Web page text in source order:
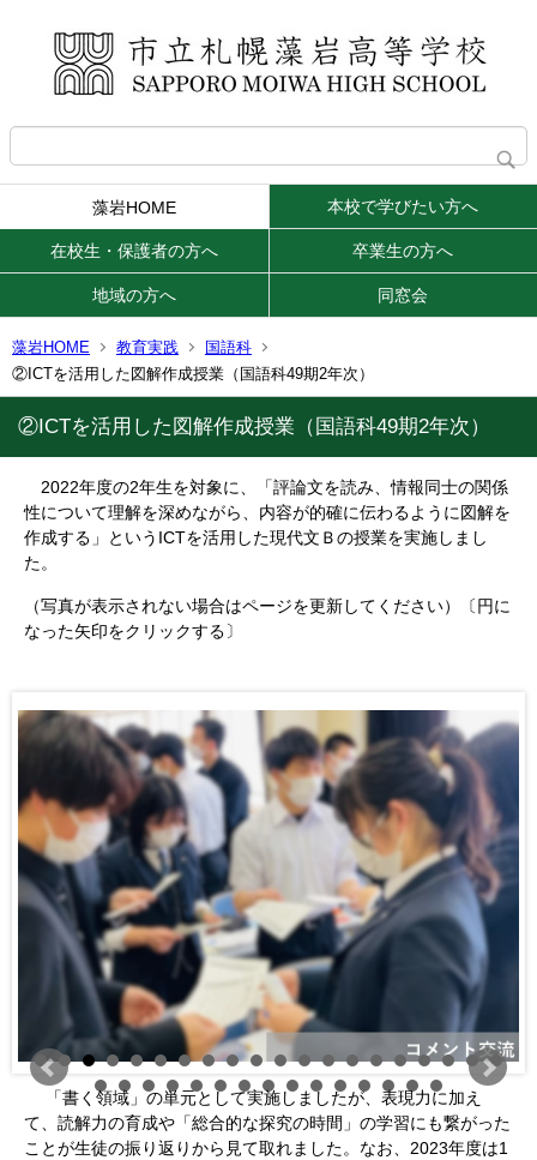
藻岩HOME 本校で学びたい方へ
在校生・保護者の方へ 卒業生の方へ
地域の方へ 同窓会
藻岩HOME 教育実践
国語科
②ICTを活用した図解作成授業（国語科49期2年次）
②ICTを活用した図解作成授業（国語科49期2年次）
2022年度の2年生を対象に、「評論文を読み、情報同士の関係
性について理解を深めながら、内容が的確に伝わるように図解を
作成する」というICTを活用した現代文Ｂの授業を実施しまし
た。
（写真が表示されない場合はページを更新してください）〔円に
なった矢印をクリックする〕
「書く領域」の単元として実施しましたが、表現力に加え
て、読解力の育成や「総合的な探究の時間」の学習にも繋がった
ことが生徒の振り返りから見て取れました。なお、2023年度は1